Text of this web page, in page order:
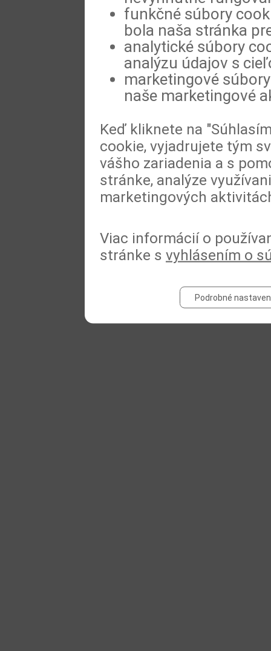
funkčné súbory
bola naša stránka
analytické súbory
analýzu údajov s
marketingové
naše marketingové
Keď kliknete na
cookie, vyjadrujete tým
vášho zariadenia a s
stránke, analýze
marketingových
Viac informácií o
stránke s vyhlásením o
Podrobné